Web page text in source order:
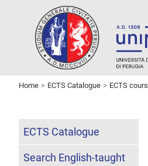
Home ECTS Catalogue ECTS
ECTS Catalogue
Search English-taught